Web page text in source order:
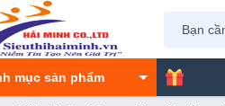
mục sản phẩm